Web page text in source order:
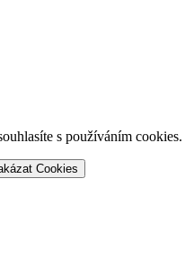
s používáním cookies.
Cookies